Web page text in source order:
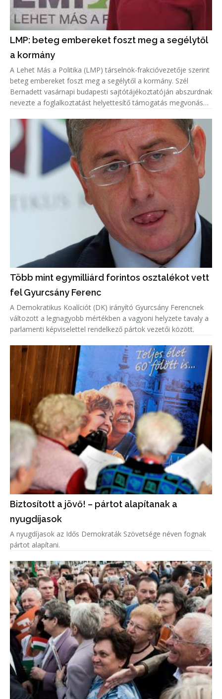
LMP: beteg embereket foszt meg a segélytől
a kormány
A Lehet Más a Politika (LMP) társelnök-frakcióvezetője szerint
beteg embereket foszt meg a segélytől a kormány. Szél
Bernadett vasárnapi budapesti sajtótájékoztatóján abszurdnak
nevezte a foglalkoztatást helyettesítő támogatás megvonását
Több mint egymilliárd forintos osztalékot vett
fel Gyurcsány Ferenc
A Demokratikus Koalíciót (DK) irányító Gyurcsány Ferencnek
változott a legnagyobb mértékben a vagyoni helyzete tavaly a
parlamenti képviselettel rendelkező pártok vezetői között.
Biztosított a jövő! – pártot alapítanak a
nyugdíjasok
A nyugdíjasok az Idős Demokraták Szövetsége néven fognak
pártot alapítani.